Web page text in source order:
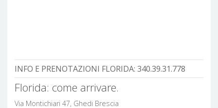
INFO E PRENOTAZIONI FLORIDA: 340.39.31.778
Florida: come arrivare.
Via Montichiari 47, Ghedi Brescia